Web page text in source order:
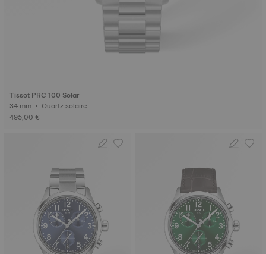
Tissot PRC 100 Solar
34 mm • Quartz solaire
495,00 €